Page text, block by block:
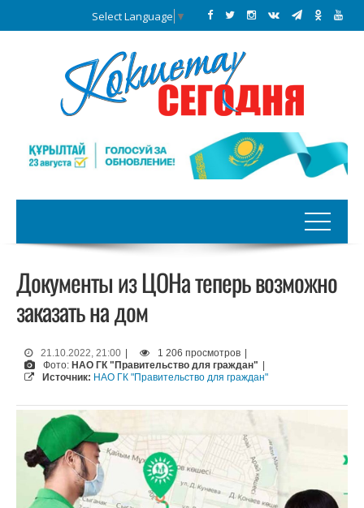
Select Language ▼
Документы из ЦОНа теперь возможно
заказать на дом
21.10.2022, 21:00 1 206 просмотров
Фото: НАО ГК "Правительство для граждан"
Источник: НАО ГК "Правительство для граждан"